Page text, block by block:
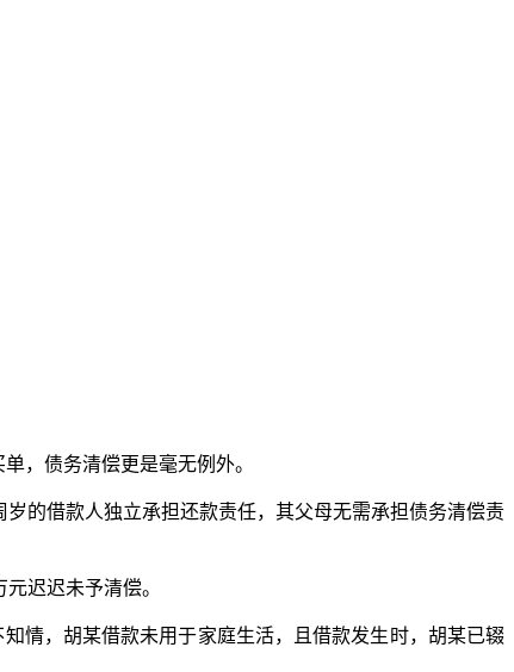
，债务清偿更是毫无例外。
的借款人独立承担还款责任，其父母无需承担债务清偿责
迟迟未予清偿。
情，胡某借款未用于家庭生活，且借款发生时，胡某已辍